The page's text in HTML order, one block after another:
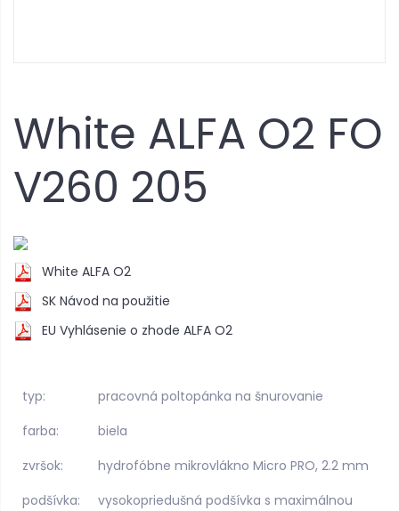
White ALFA O2 FO
V260 205
White ALFA O2
SK Návod na použitie
EU Vyhlásenie o zhode ALFA O2
typ:
pracovná poltopánka na šnurovanie
farba:
biela
zvršok:
hydrofóbne mikrovlákno Micro PRO, 2.2 mm
podšívka:
vysokopriedušná podšívka s maximálnou